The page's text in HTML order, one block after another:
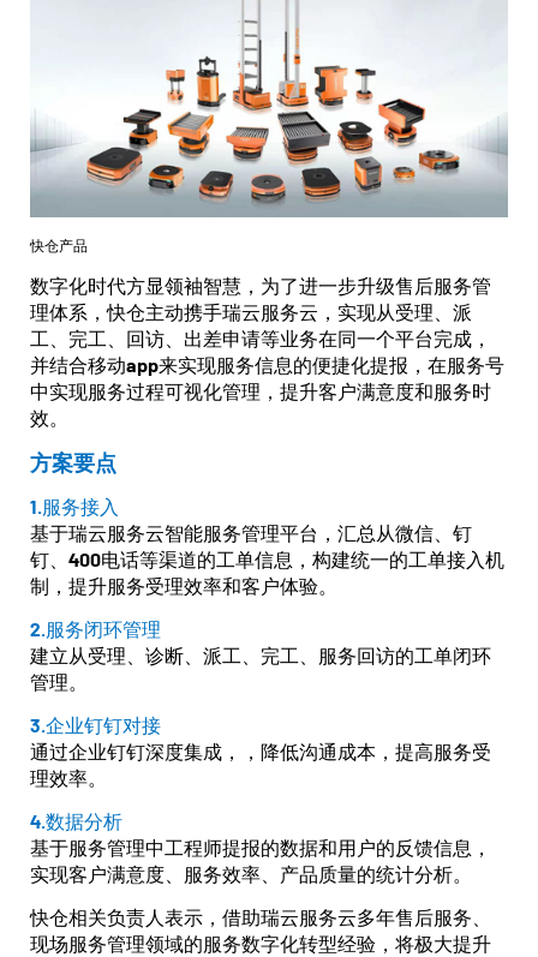
快仓产品
数字化时代方显领袖智慧，为了进一步升级售后服务管
理体系，快仓主动携手瑞云服务云，实现从受理、派
工、完工、回访、出差申请等业务在同一个平台完成，
并结合移动app来实现服务信息的便捷化提报，在服务号
中实现服务过程可视化管理，提升客户满意度和服务时
效。
方案要点
1.服务接入
基于瑞云服务云智能服务管理平台，汇总从微信、钉
钉、400电话等渠道的工单信息，构建统一的工单接入机
制，提升服务受理效率和客户体验。
2.服务闭环管理
建立从受理、诊断、派工、完工、服务回访的工单闭环
管理。
3.企业钉钉对接
通过企业钉钉深度集成，，降低沟通成本，提高服务受
理效率。
4.数据分析
基于服务管理中工程师提报的数据和用户的反馈信息，
实现客户满意度、服务效率、产品质量的统计分析。
快仓相关负责人表示，借助瑞云服务云多年售后服务、
现场服务管理领域的服务数字化转型经验，将极大提升